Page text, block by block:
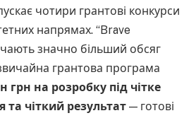
чотири грантові конкурси
напрямах. “Brave
значно більший обсяг
грантова програма
грн на розробку під чітке
та чіткий результат — готові